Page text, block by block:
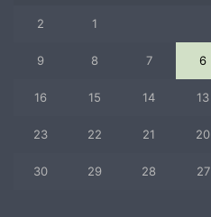
1
2
6
7
8
9
13
14
15
16
20
21
22
23
27
28
29
30